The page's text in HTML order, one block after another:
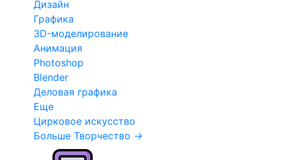
Дизайн
Графика
3D-моделирование
Анимация
Photoshop
Blender
Деловая графика
Еще
Цирковое искусство
Больше Творчество →